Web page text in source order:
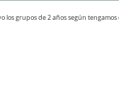
los grupos de 2 años según